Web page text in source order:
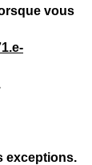
vous
exceptions.